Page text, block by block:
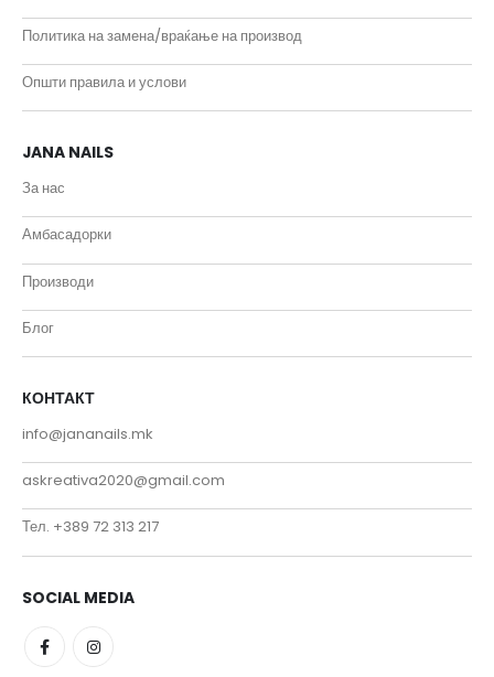
Политика на замена/враќање на производ
Општи правила и услови
JANA NAILS
За нас
Амбасадорки
Производи
Блог
КОНТАКТ
info@jananails.mk
askreativa2020@gmail.com
Тел. +389 72 313 217
SOCIAL MEDIA